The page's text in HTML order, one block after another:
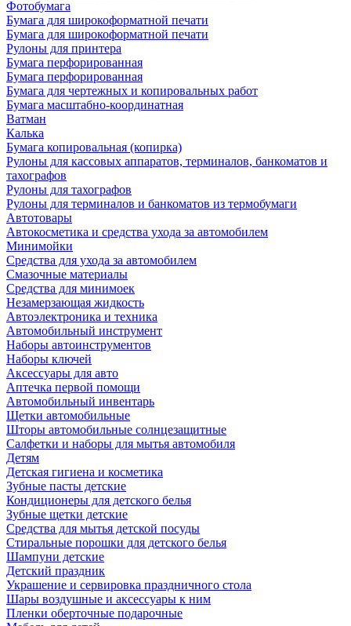
Фотобумага
Бумага для широкоформатной печати
Бумага для широкоформатной печати
Рулоны для принтера
Бумага перфорированная
Бумага перфорированная
Бумага для чертежных и копировальных работ
Бумага масштабно-координатная
Ватман
Калька
Бумага копировальная (копирка)
Рулоны для кассовых аппаратов, терминалов, банкоматов и
тахографов
Рулоны для тахографов
Рулоны для терминалов и банкоматов из термобумаги
Автотовары
Автокосметика и средства ухода за автомобилем
Минимойки
Средства для ухода за автомобилем
Смазочные материалы
Средства для минимоек
Незамерзающая жидкость
Автоэлектроника и техника
Автомобильный инструмент
Наборы автоинструментов
Наборы ключей
Аксессуары для авто
Аптечка первой помощи
Автомобильный инвентарь
Щетки автомобильные
Шторы автомобильные солнцезащитные
Салфетки и наборы для мытья автомобиля
Детям
Детская гигиена и косметика
Зубные пасты детские
Кондиционеры для детского белья
Зубные щетки детские
Средства для мытья детской посуды
Стиральные порошки для детского белья
Шампуни детские
Детский праздник
Украшение и сервировка праздничного стола
Шары воздушные и аксессуары к ним
Пленки оберточные подарочные